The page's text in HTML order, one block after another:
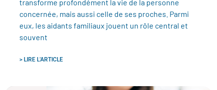
transforme profondément la vie de la personne
concernée, mais aussi celle de ses proches. Parmi
eux, les aidants familiaux jouent un rôle central et
souvent
> LIRE L'ARTICLE